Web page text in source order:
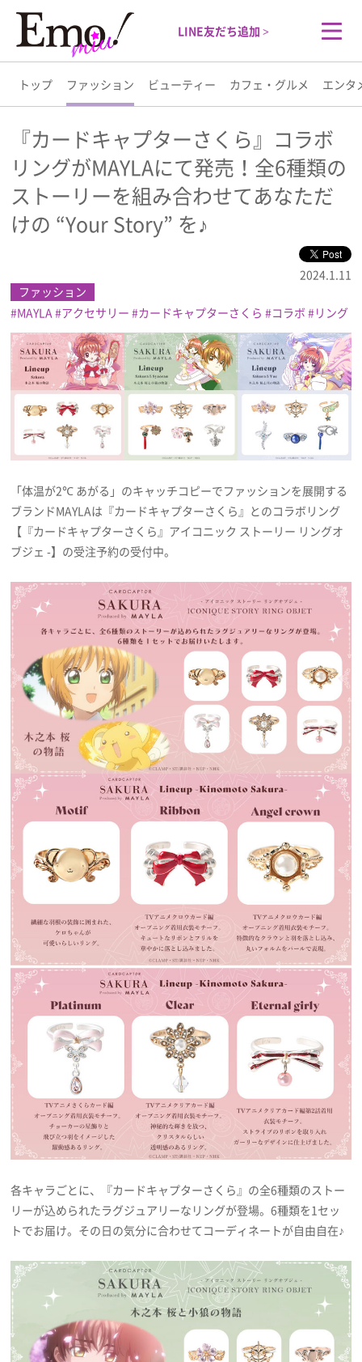
LINE友だち追加 >
トップ ファッション ビューティー カフェ・グルメ エンタ
トップ
ファッション
ビューティー
エンタメ
ライフスタイル
プレゼント
インタビュー
フィルム
Emoメン
ランキング
Emo!miuとは？
免責事項
プライバシーポリシー
利用規約
お問い合わせ
『カードキャプターさくら』コラボ
リングがMAYLAにて発売！全6種類の
ストーリーを組み合わせてあなただ
けの “Your Story” を♪
2024.1.11
ファッション
MAYLA
アクセサリー カードキャプターさくら コラボ リング
「体温が2℃ あがる」のキャッチコピーでファッションを展開する
ブランドMAYLAは『カードキャプターさくら』とのコラボリング
【『カードキャプターさくら』アイコニック ストーリー リングオ
ブジェ -】の受注予約の受付中。
各キャラごとに、『カードキャプターさくら』の全6種類のストー
リーが込められたラグジュアリーなリングが登場。6種類を1セッ
トでお届け。その日の気分に合わせてコーディネートが自由自在♪